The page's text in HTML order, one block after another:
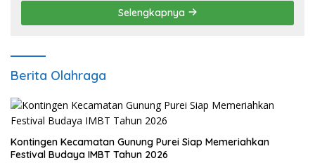
Selengkapnya
Berita Olahraga
Kontingen Kecamatan Gunung Purei Siap Memeriahkan
Festival Budaya IMBT Tahun 2026